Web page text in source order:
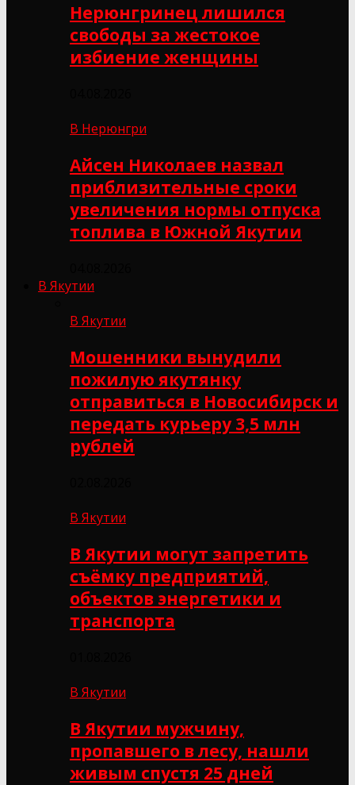
Нерюнгринец лишился
свободы за жестокое
избиение женщины
В Нерюнгри
Айсен Николаев назвал
приблизительные сроки
увеличения нормы отпуска
топлива в Южной Якутии
В Якутии
В Якутии
Мошенники вынудили
пожилую якутянку
отправиться в Новосибирск и
передать курьеру 3,5 млн
рублей
В Якутии
В Якутии могут запретить
съёмку предприятий,
объектов энергетики и
транспорта
В Якутии
В Якутии мужчину,
пропавшего в лесу, нашли
живым спустя 25 дней